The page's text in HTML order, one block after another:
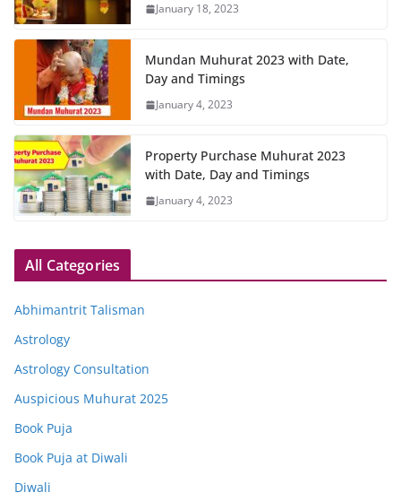
January 18, 2023
Mundan Muhurat 2023 with Date,
Day and Timings
January 4, 2023
Property Purchase Muhurat 2023
with Date, Day and Timings
January 4, 2023
All Categories
Abhimantrit Talisman
Astrology
Astrology Consultation
Auspicious Muhurat 2025
Book Puja
Book Puja at Diwali
Diwali